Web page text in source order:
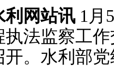
网站讯 1月
执法监察工
开。水利部